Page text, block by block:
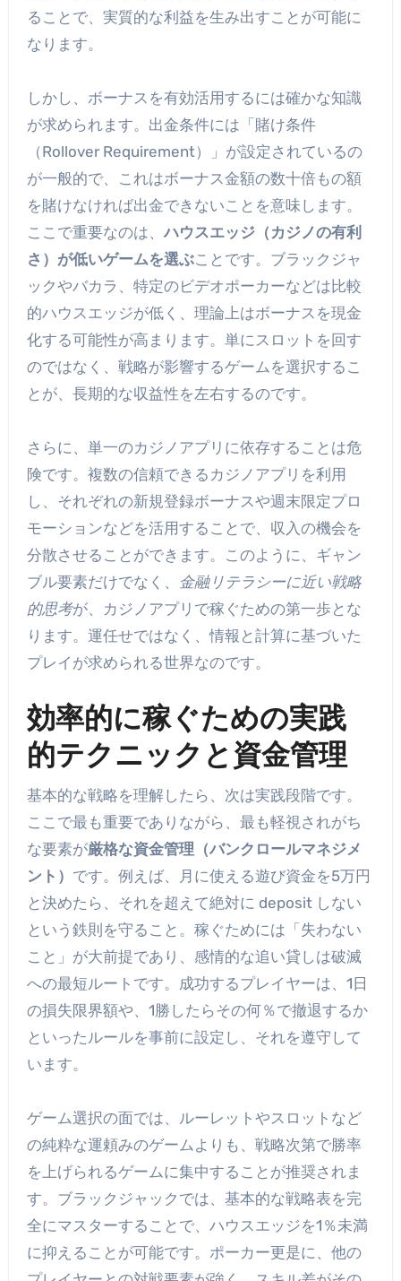
ることで、実質的な利益を生み出すことが可能に
なります。
しかし、ボーナスを有効活用するには確かな知識
が求められます。出金条件には「賭け条件
（Rollover Requirement）」が設定されているの
が一般的で、これはボーナス金額の数十倍もの額
を賭けなければ出金できないことを意味します。
ここで重要なのは、ハウスエッジ（カジノの有利
さ）が低いゲームを選ぶことです。ブラックジャ
ックやバカラ、特定のビデオポーカーなどは比較
的ハウスエッジが低く、理論上はボーナスを現金
化する可能性が高まります。単にスロットを回す
のではなく、戦略が影響するゲームを選択するこ
とが、長期的な収益性を左右するのです。
さらに、単一のカジノアプリに依存することは危
険です。複数の信頼できるカジノアプリを利用
し、それぞれの新規登録ボーナスや週末限定プロ
モーションなどを活用することで、収入の機会を
分散させることができます。このように、ギャン
ブル要素だけでなく、
金融リテラシーに近い戦略
的思考が、カジノアプリで稼ぐための第一歩とな
ります。運任せではなく、情報と計算に基づいた
プレイが求められる世界なのです。
効率的に稼ぐための実践
的テクニックと資金管理
基本的な戦略を理解したら、次は実践段階です。
ここで最も重要でありながら、最も軽視されがち
な要素が厳格な資金管理（バンクロールマネジメ
ント） です。例えば、月に使える遊び資金を5万円
と決めたら、それを超えて絶対に deposit しない
という鉄則を守ること。稼ぐためには「失わない
こと」が大前提であり、感情的な追い貸しは破滅
への最短ルートです。成功するプレイヤーは、1日
の損失限界額や、1勝したらその何％で撤退するか
といったルールを事前に設定し、それを遵守して
います。
ゲーム選択の面では、ルーレットやスロットなど
の純粋な運頼みのゲームよりも、戦略次第で勝率
を上げられるゲームに集中することが推奨されま
す。ブラックジャックでは、基本的な戦略表を完
全にマスターすることで、ハウスエッジを1％未満
に抑えることが可能です。ポーカー更是に、他の